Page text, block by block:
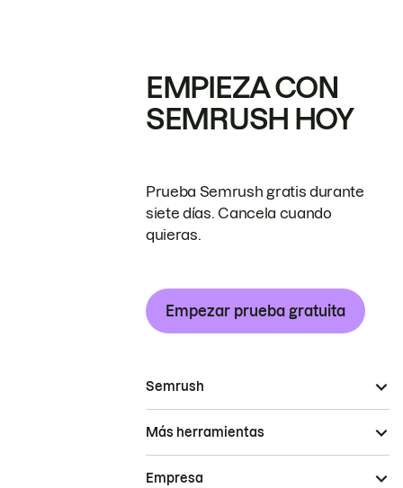
EMPIEZA CON
SEMRUSH HOY
Prueba Semrush gratis durante
siete días. Cancela cuando
quieras.
Empezar prueba gratuita
Semrush
Más herramientas
Empresa